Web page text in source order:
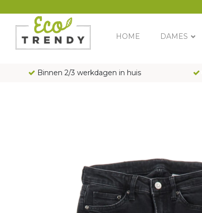
Main Navigation
HOME DAMES
Binnen 2/3 werkdagen in huis